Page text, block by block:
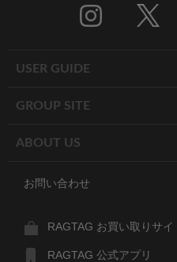
USER GUIDE
GROUP SITE
ABOUT US
お問い合わせ
RAGTAG お買い取りサイ
RAGTAG 公式アプリ